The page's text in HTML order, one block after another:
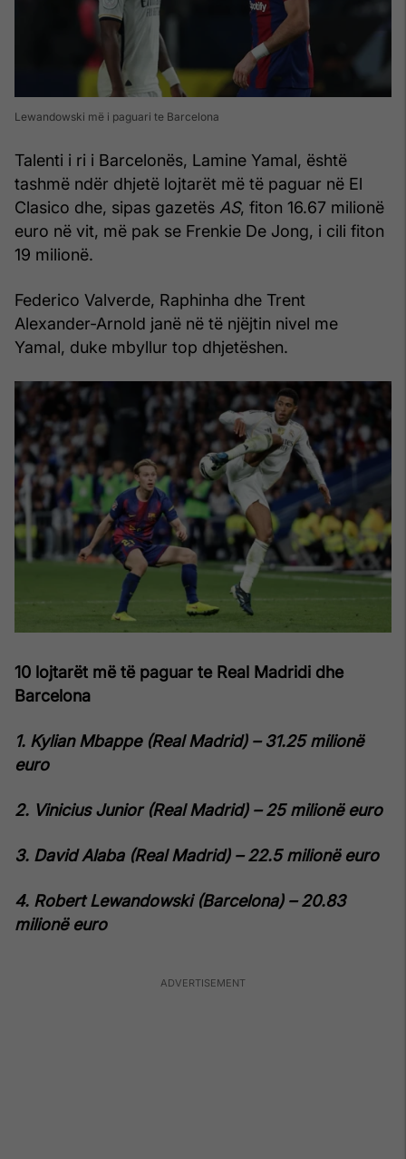
Lewandowski më i paguari te Barcelona
Talenti i ri i Barcelonës, Lamine Yamal, është
tashmë ndër dhjetë lojtarët më të paguar në El
Clasico dhe, sipas gazetës AS, fiton 16.67 milionë
euro në vit, më pak se Frenkie De Jong, i cili fiton
19 milionë.
Federico Valverde, Raphinha dhe Trent
Alexander-Arnold janë në të njëjtin nivel me
Yamal, duke mbyllur top dhjetëshen.
10 lojtarët më të paguar te Real Madridi dhe
Barcelona
1. Kylian Mbappe (Real Madrid) – 31.25 milionë
euro
2. Vinicius Junior (Real Madrid) – 25 milionë euro
3. David Alaba (Real Madrid) – 22.5 milionë euro
4. Robert Lewandowski (Barcelona) – 20.83
milionë euro